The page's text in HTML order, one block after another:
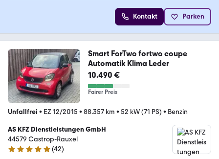
Kontakt Parken
Smart ForTwo fortwo coupe
Automatik Klima Leder
10.490 €
Fairer Preis
Unfallfrei • EZ 12/2015 • 88.357 km • 52 kW (71 PS) • Benzin
AS KFZ Dienstleistungen GmbH
44579 Castrop-Rauxel
5 Sterne
(42)